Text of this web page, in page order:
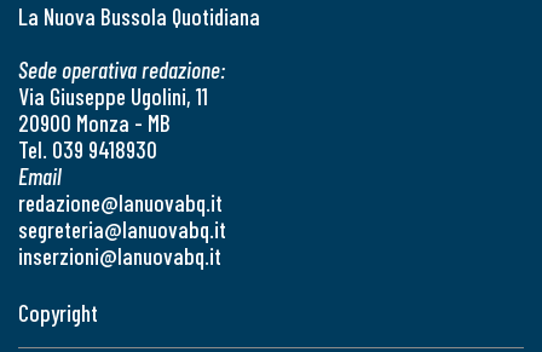
La Nuova Bussola Quotidiana
Sede operativa redazione:
Via Giuseppe Ugolini, 11
20900 Monza - MB
Tel. 039 9418930
Email
redazione@lanuovabq.it
segreteria@lanuovabq.it
inserzioni@lanuovabq.it
Copyright